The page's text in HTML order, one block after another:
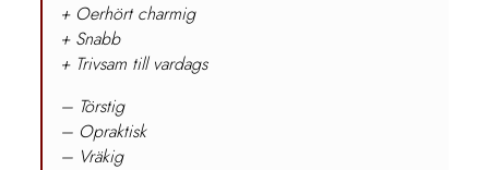
+ Oerhört charmig
+ Snabb
+ Trivsam till vardags
– Törstig
– Opraktisk
– Vräkig